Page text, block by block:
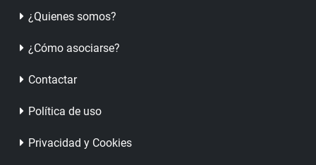
¿Quienes somos?
¿Cómo asociarse?
Contactar
Política de uso
Privacidad y Cookies